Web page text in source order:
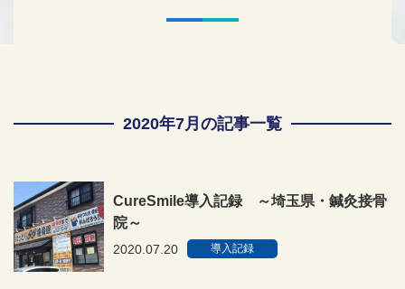
2020年7月の記事一覧
CureSmile導入記録 ～埼玉県・鍼灸接骨
院～
2020.07.20 導入記録